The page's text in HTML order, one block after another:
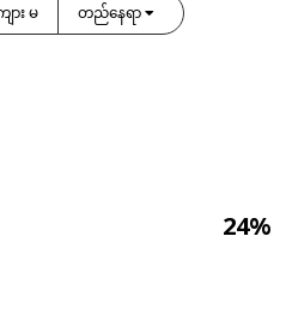
ား မ တည်နေရာ
24%